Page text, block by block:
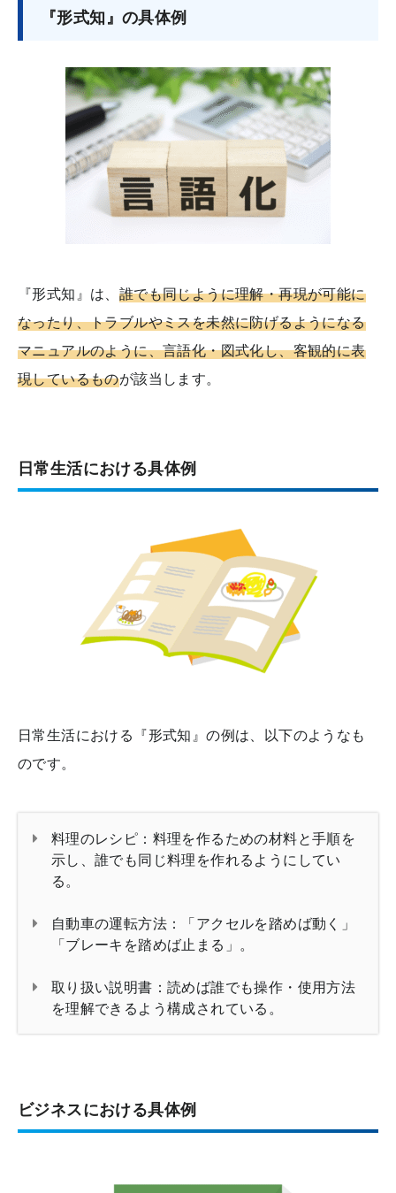
『形式知』の具体例
『形式知』は、 誰でも同じように理解・再現が可能に
なったり、トラブルやミスを未然に防げるようになる
マニュアルのように、言語化・図式化し、客観的に表
現しているものが該当します。
日常生活における具体例
日常生活における『形式知』の例は、以下のようなも
のです。
料理のレシピ：料理を作るための材料と手順を
示し、誰でも同じ料理を作れるようにしてい
る。
自動車の運転方法：「アクセルを踏めば動く」
「ブレーキを踏めば止まる」。
取り扱い説明書：読めば誰でも操作・使用方法
を理解できるよう構成されている。
ビジネスにおける具体例